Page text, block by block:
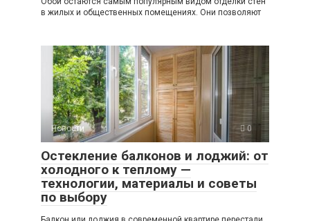
в жилых и общественных помещениях. Они позволяют
Новости 0
Остекление балконов и лоджий: от
холодного к теплому —
технологии, материалы и советы
по выбору